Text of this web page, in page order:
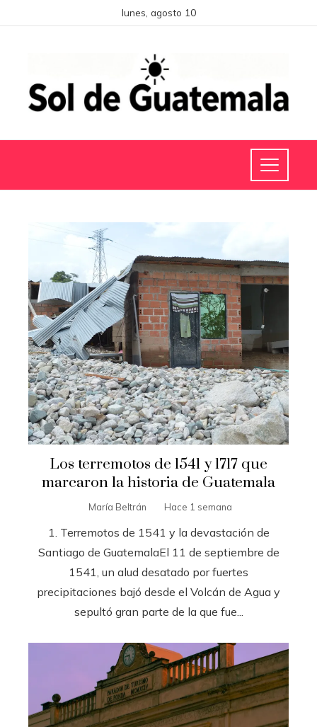
lunes, agosto 10
Los terremotos de 1541 y 1717 que
marcaron la historia de Guatemala
María Beltrán Hace 1 semana
1. Terremotos de 1541 y la devastación de
Santiago de GuatemalaEl 11 de septiembre de
1541, un alud desatado por fuertes
precipitaciones bajó desde el Volcán de Agua y
sepultó gran parte de la que fue...